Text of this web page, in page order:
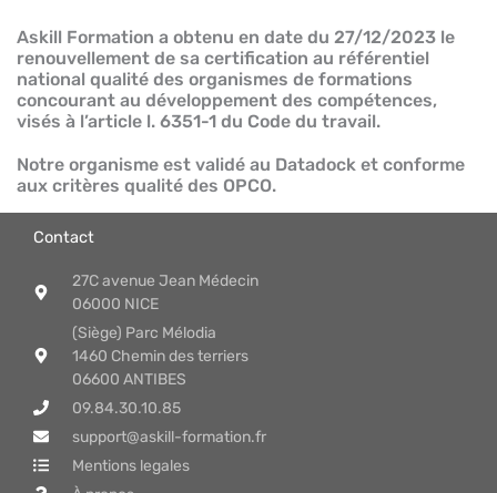
Askill Formation a obtenu en date du 27/12/2023 le
renouvellement de sa certification au référentiel
national qualité des organismes de formations
concourant au développement des compétences,
visés à l’article l. 6351-1 du Code du travail.
Notre organisme est validé au Datadock et conforme
aux critères qualité des OPCO.
Contact
27C avenue Jean Médecin
06000 NICE
(Siège) Parc Mélodia
1460 Chemin des terriers
06600 ANTIBES
09.84.30.10.85
support@askill-formation.fr
Mentions legales